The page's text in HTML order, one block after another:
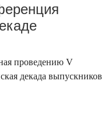
проведению V
декада выпускников